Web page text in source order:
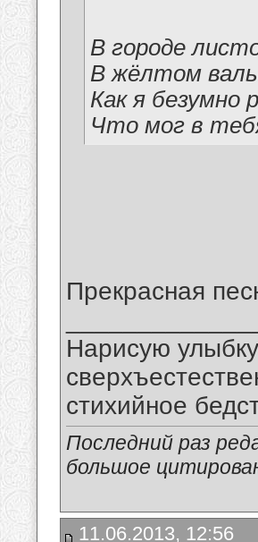
В городе
В жёлтом
Как я безумно
Что мог в
Прекрасная
Нарисую
стихийное
Последний раз
большое
11.06.2013, 12:56